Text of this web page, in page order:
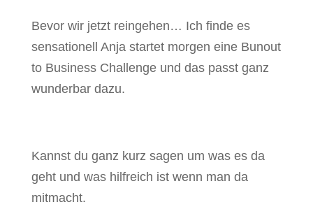
Bevor wir jetzt reingehen… Ich finde es
sensationell Anja startet morgen eine Bunout
to Business Challenge und das passt ganz
wunderbar dazu.
Kannst du ganz kurz sagen um was es da
geht und was hilfreich ist wenn man da
mitmacht.